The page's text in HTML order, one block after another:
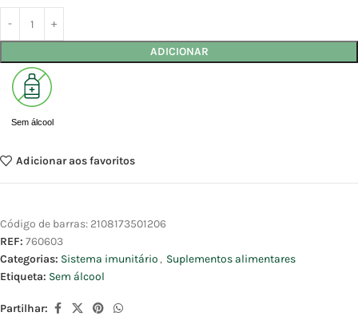
ADICIONAR
Sem álcool
Adicionar aos favoritos
Código de barras: 2108173501206
REF: 760603
Categorias: Sistema imunitário , Suplementos alimentares
Etiqueta: Sem álcool
Partilhar: